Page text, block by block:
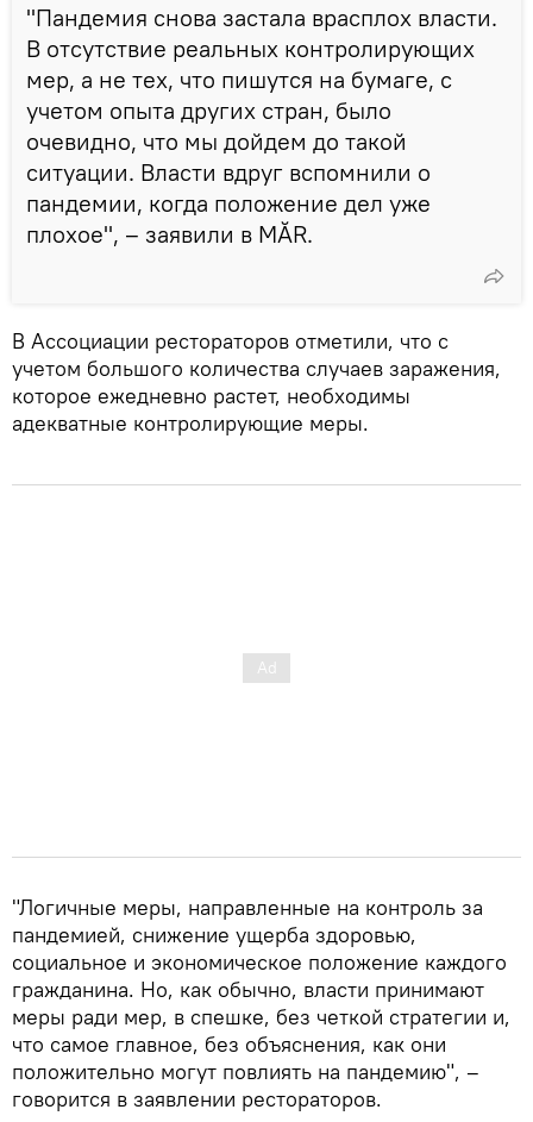
"Пандемия снова застала врасплох власти.
В отсутствие реальных контролирующих
мер, а не тех, что пишутся на бумаге, с
учетом опыта других стран, было
очевидно, что мы дойдем до такой
ситуации. Власти вдруг вспомнили о
пандемии, когда положение дел уже
плохое", – заявили в MĂR.
В Ассоциации рестораторов отметили, что с
учетом большого количества случаев заражения,
которое ежедневно растет, необходимы
адекватные контролирующие меры.
"Логичные меры, направленные на контроль за
пандемией, снижение ущерба здоровью,
социальное и экономическое положение каждого
гражданина. Но, как обычно, власти принимают
меры ради мер, в спешке, без четкой стратегии и,
что самое главное, без объяснения, как они
положительно могут повлиять на пандемию", –
говорится в заявлении рестораторов.